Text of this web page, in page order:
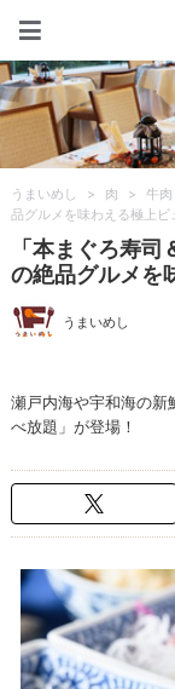
うまいめし > 肉 > 牛肉
品グルメを味わえる極上ビ
「本まぐろ寿
の絶品グルメを
うまいめし
瀬戸内海や宇和海の新
べ放題」が登場！